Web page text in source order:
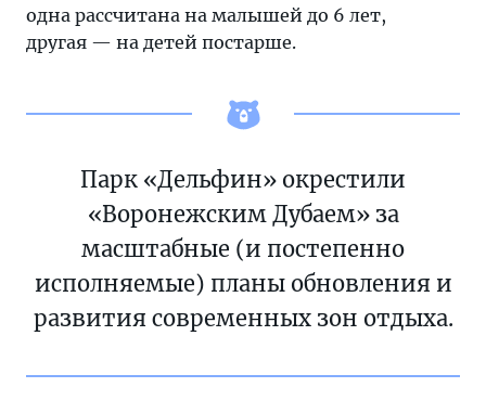
одна рассчитана на малышей до 6 лет,
другая — на детей постарше.
Парк «Дельфин» окрестили
«Воронежским Дубаем» за
масштабные (и постепенно
исполняемые) планы обновления и
развития современных зон отдыха.